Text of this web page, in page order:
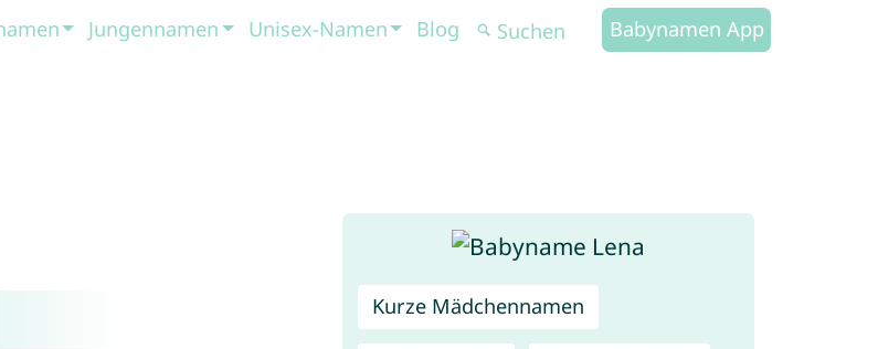
Jungennamen Unisex-Namen Blog Babynamen App
Kurze Mädchennamen